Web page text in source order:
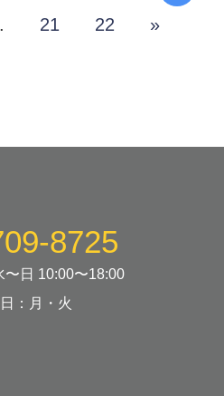
21 22 »
8725
〜日 10:00〜18:00
：月・火